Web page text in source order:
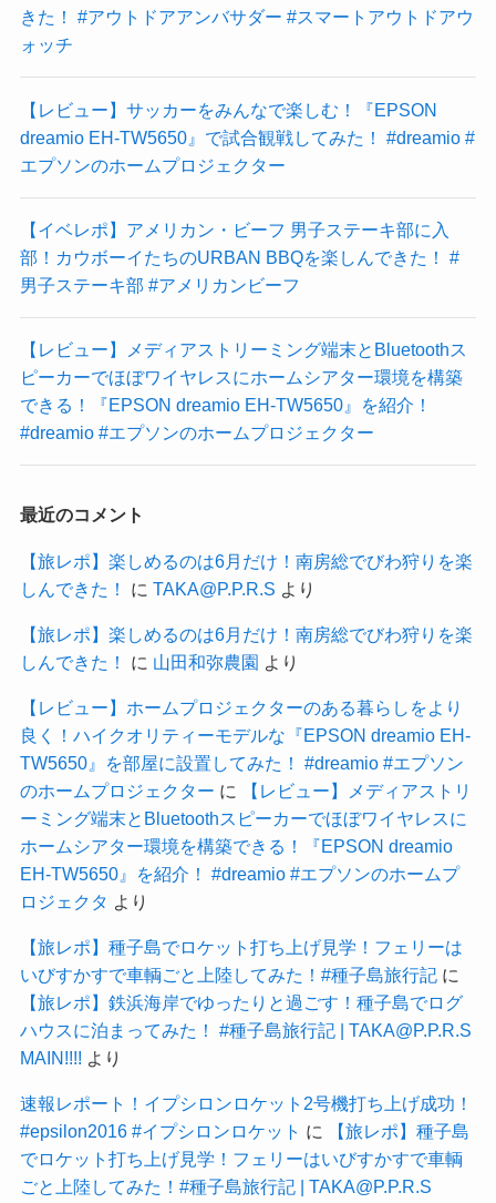
きた！ #アウトドアアンバサダー #スマートアウトドアウ
ォッチ
【レビュー】サッカーをみんなで楽しむ！『EPSON
dreamio EH-TW5650』で試合観戦してみた！ #dreamio #
エプソンのホームプロジェクター
【イベレポ】アメリカン・ビーフ 男子ステーキ部に入
部！カウボーイたちのURBAN BBQを楽しんできた！ #
男子ステーキ部 #アメリカンビーフ
【レビュー】メディアストリーミング端末とBluetoothス
ピーカーでほぼワイヤレスにホームシアター環境を構築
できる！『EPSON dreamio EH-TW5650』を紹介！
#dreamio #エプソンのホームプロジェクター
最近のコメント
【旅レポ】楽しめるのは6月だけ！南房総でびわ狩りを楽
しんできた！
に TAKA@P.P.R.S より
【旅レポ】楽しめるのは6月だけ！南房総でびわ狩りを楽
しんできた！
に 山田和弥農園 より
【レビュー】ホームプロジェクターのある暮らしをより
良く！ハイクオリティーモデルな『EPSON dreamio EH-
TW5650』を部屋に設置してみた！ #dreamio #エプソン
のホームプロジェクター に
【レビュー】メディアストリ
ーミング端末とBluetoothスピーカーでほぼワイヤレスに
ホームシアター環境を構築できる！『EPSON dreamio
EH-TW5650』を紹介！ #dreamio #エプソンのホームプ
ロジェクタ より
【旅レポ】種子島でロケット打ち上げ見学！フェリーは
いびすかすで車輌ごと上陸してみた！#種子島旅行記に
【旅レポ】鉄浜海岸でゆったりと過ごす！種子島でログ
ハウスに泊まってみた！ #種子島旅行記 | TAKA@P.P.R.S
MAIN!!!! より
速報レポート！イプシロンロケット2号機打ち上げ成功！
#epsilon2016 #イプシロンロケット に
【旅レポ】種子島
でロケット打ち上げ見学！フェリーはいびすかすで車輌
ごと上陸してみた！#種子島旅行記 | TAKA@P.P.R.S